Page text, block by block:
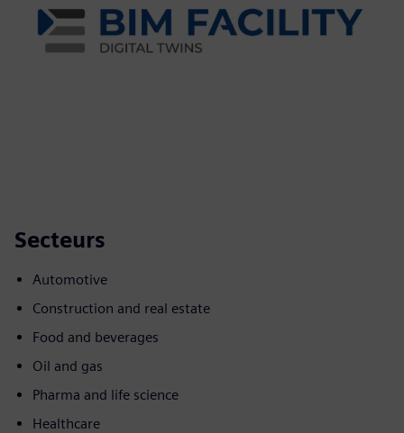
Secteurs
Automotive
Construction and real estate
Food and beverages
Oil and gas
Pharma and life science
Healthcare